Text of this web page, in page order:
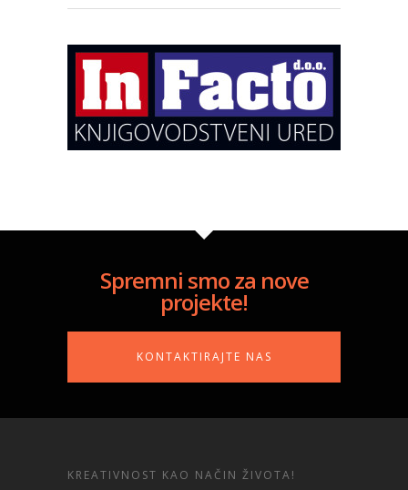
Spremni smo za nove
projekte!
KONTAKTIRAJTE NAS
KREATIVNOST KAO NAČIN ŽIVOTA!